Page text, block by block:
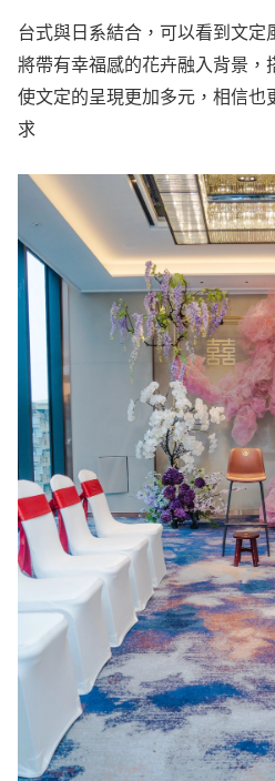
台式與日系結合，可以看到文定
將帶有幸福感的花卉融入背景，
使文定的呈現更加多元，相信也
求